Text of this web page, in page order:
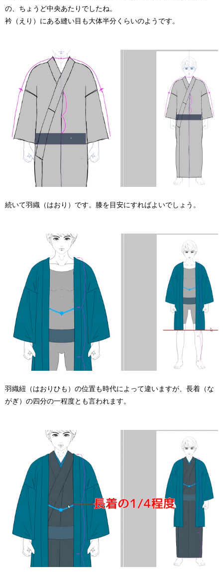
の、ちょうど中央あたりでしたね。
衿（えり）にある縫い目も大体半分くらいのようです。
続いて羽織（はおり）です。膝を目安にすればよいでしょう。
羽織紐（はおりひも）の位置も時代によって違いますが、長着（な
がぎ）の四分の一程度とも言われます。